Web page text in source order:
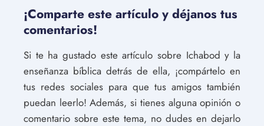
¡Comparte este artículo y déjanos tus
comentarios!
Si te ha gustado este artículo sobre Ichabod y la
enseñanza bíblica detrás de ella, ¡compártelo en
tus redes sociales para que tus amigos también
puedan leerlo! Además, si tienes alguna opinión o
comentario sobre este tema, no dudes en dejarlo